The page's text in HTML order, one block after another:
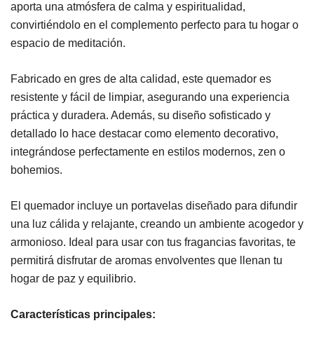
aporta una atmósfera de calma y espiritualidad,
convirtiéndolo en el complemento perfecto para tu hogar o
espacio de meditación.
Fabricado en gres de alta calidad, este quemador es
resistente y fácil de limpiar, asegurando una experiencia
práctica y duradera. Además, su diseño sofisticado y
detallado lo hace destacar como elemento decorativo,
integrándose perfectamente en estilos modernos, zen o
bohemios.
El quemador incluye un portavelas diseñado para difundir
una luz cálida y relajante, creando un ambiente acogedor y
armonioso. Ideal para usar con tus fragancias favoritas, te
permitirá disfrutar de aromas envolventes que llenan tu
hogar de paz y equilibrio.
Características principales: